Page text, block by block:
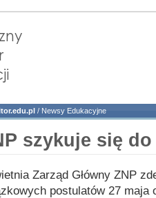
/ Newsy Edukacyjne
szykuje się
Zarząd Główny ZNP
postulatów 27 maja